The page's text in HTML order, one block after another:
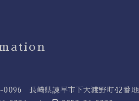
長崎県諫早市下大渡野町42番地